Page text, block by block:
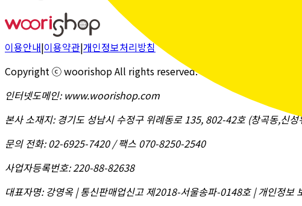
이용안내|이용약관|개인정보처리방침
Copyright ⓒ woorishop All rights reserved.
인터넷도메인:www.woorishop.com
본사 소재지:경기도 성남시 수정구 위례동로 135, 802-42호 (창곡동,신성
문의 전화:02-6925-7420 / 팩스 070-8250-2540
사업자등록번호:220-88-82638
대표자명:강영옥 | 통신판매업신고 제2018-서울송파-0148호 | 개인정보